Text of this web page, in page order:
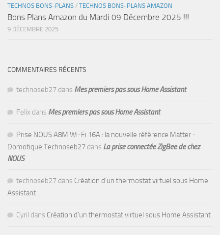
TECHNOS BONS-PLANS / TECHNOS BONS-PLANS AMAZON
Bons Plans Amazon du Mardi 09 Décembre 2025 !!!
9 DÉCEMBRE 2025
COMMENTAIRES RÉCENTS
technoseb27 dans Mes premiers pas sous Home Assistant
Felix dans Mes premiers pas sous Home Assistant
Prise NOUS A8M Wi-Fi 16A : la nouvelle référence Matter -
Domotique Technoseb27 dans La prise connectée ZigBee de chez
NOUS
technoseb27 dans Création d’un thermostat virtuel sous Home
Assistant
Cyril dans Création d’un thermostat virtuel sous Home Assistant